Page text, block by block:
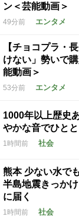
ン＜芸能動画＞
49分前 エンタメ
【チョコプラ・
けない」勢いで
能動画＞
53分前 エンタメ
1000年以上歴史
やかな音でひと
1時間前 社会
熊本 少ない水で
半島地震きっか
に届く
1時間前 社会